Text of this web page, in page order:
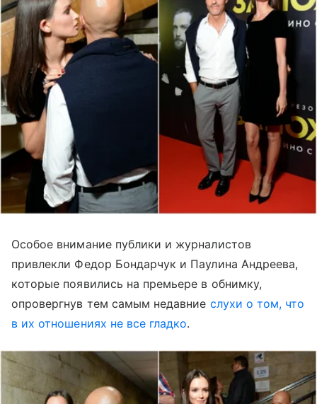
Особое внимание публики и журналистов
привлекли Федор Бондарчук и Паулина Андреева,
которые появились на премьере в обнимку,
опровергнув тем самым недавние слухи о том, что
в их отношениях не все гладко.